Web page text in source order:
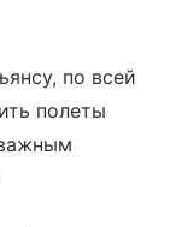
по всей
полеты